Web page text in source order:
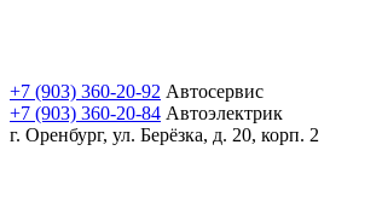
+7 (903) 360-20-92 Автосервис
+7 (903) 360-20-84 Автоэлектрик
г. Оренбург, ул. Берёзка, д. 20, корп. 2